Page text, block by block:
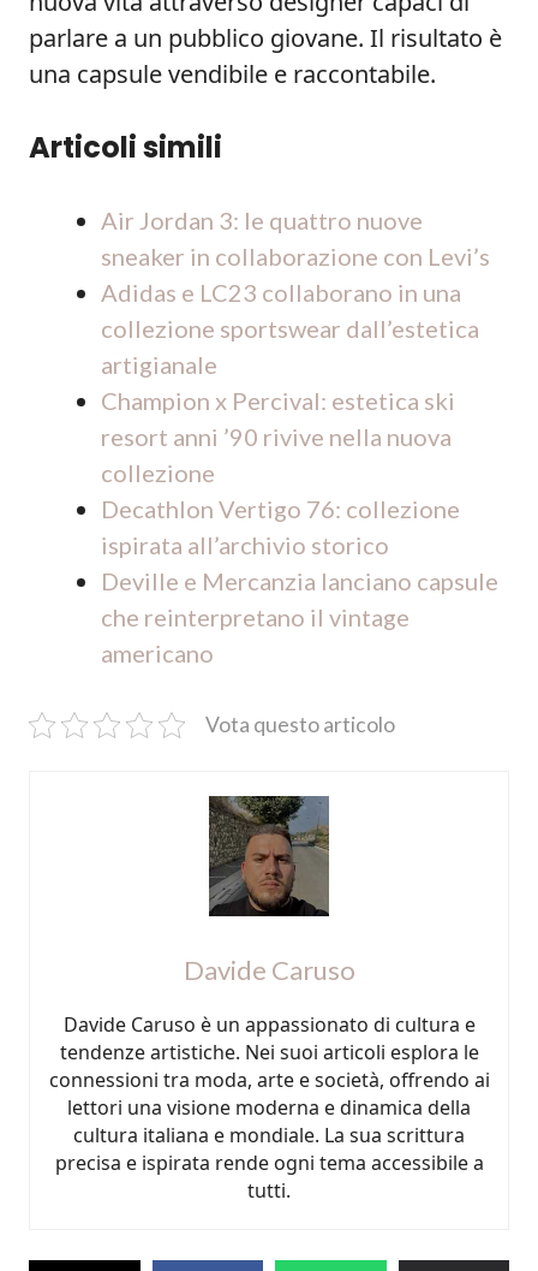
parlare a un pubblico giovane. Il risultato è
una capsule vendibile e raccontabile.
Articoli simili
Air Jordan 3: le quattro nuove
sneaker in collaborazione con Levi’s
Adidas e LC23 collaborano in una
collezione sportswear dall’estetica
artigianale
Champion x Percival: estetica ski
resort anni ’90 rivive nella nuova
collezione
Decathlon Vertigo 76: collezione
ispirata all’archivio storico
Deville e Mercanzia lanciano capsule
che reinterpretano il vintage
americano
Vota questo articolo
Davide Caruso
Davide Caruso è un appassionato di cultura e
tendenze artistiche. Nei suoi articoli esplora le
connessioni tra moda, arte e società, offrendo ai
lettori una visione moderna e dinamica della
cultura italiana e mondiale. La sua scrittura
precisa e ispirata rende ogni tema accessibile a
tutti.